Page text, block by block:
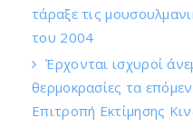
τάραξε τις
του 2004
Έρχονται ισχυροί
θερμοκρασίες τα
Επιτροπή Εκτίμησης